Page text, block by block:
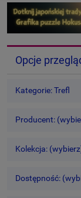
Opcje
Kategorie: Trefl
Producent:
Kolekcja:
Dostępność: